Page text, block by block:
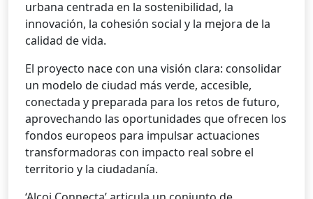
urbana centrada en la sostenibilidad, la
innovación, la cohesión social y la mejora de la
calidad de vida.
El proyecto nace con una visión clara: consolidar
un modelo de ciudad más verde, accesible,
conectada y preparada para los retos de futuro,
aprovechando las oportunidades que ofrecen los
fondos europeos para impulsar actuaciones
transformadoras con impacto real sobre el
territorio y la ciudadanía.